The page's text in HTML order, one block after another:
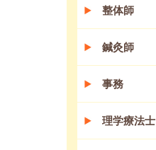
整体師
鍼灸師
事務
理学療法士